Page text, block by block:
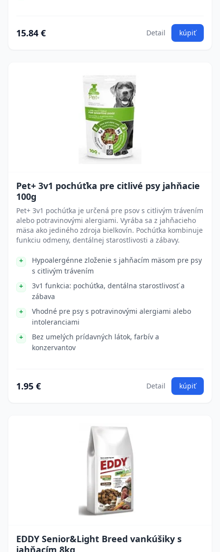
15.84 € Detail kúpiť
Pet+ 3v1 pochúťka pre citlivé psy jahňacie
100g
Pet+ 3v1 pochúťka je určená pre psov s citlivým trávením
alebo potravinovými alergiami. Vyrába sa z jahňacieho
mäsa ako jediného zdroja bielkovín. Pochúťka kombinuje
funkciu odmeny, dentálnej starostlivosti a zábavy.
Hypoalergénne zloženie s jahňacím mäsom pre psy
s citlivým trávením
3v1 funkcia: pochúťka, dentálna starostlivosť a
zábava
Vhodné pre psy s potravinovými alergiami alebo
intoleranciami
Bez umelých prídavných látok, farbív a
konzervantov
1.95 € Detail kúpiť
EDDY Senior&Light Breed vankúšiky s
jahňacím 8kg